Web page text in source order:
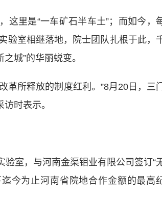
里是“一车矿石半车土”；而如今，
验室相继落地，院士团队扎根于此，
城”的华丽蜕变。
所释放的制度红利。”8月20日，三门
时表示。
室，与河南金渠钼业有限公司签订“
今为止河南省院地合作金额的最高